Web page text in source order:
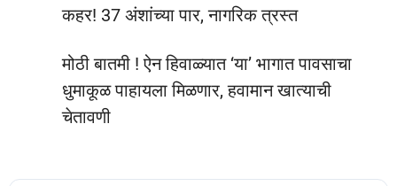
कहर! 37 अंशांच्या पार, नागरिक त्रस्त
मोठी बातमी ! ऐन हिवाळ्यात ‘या’ भागात पावसाचा
धुमाकूळ पाहायला मिळणार, हवामान खात्याची
चेतावणी